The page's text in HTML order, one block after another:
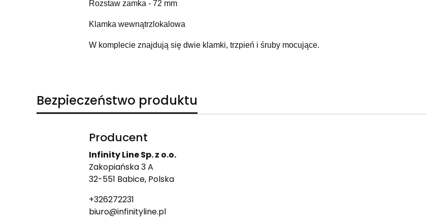
Rozstaw zamka - 72 mm
Klamka wewnątrzlokalowa
W komplecie znajdują się dwie klamki, trzpień i śruby mocujące.
Bezpieczeństwo produktu
Producent
Infinity Line Sp. z o.o.
Zakopiańska 3 A
32-551 Babice, Polska
+326272231
biuro@infinityline.pl